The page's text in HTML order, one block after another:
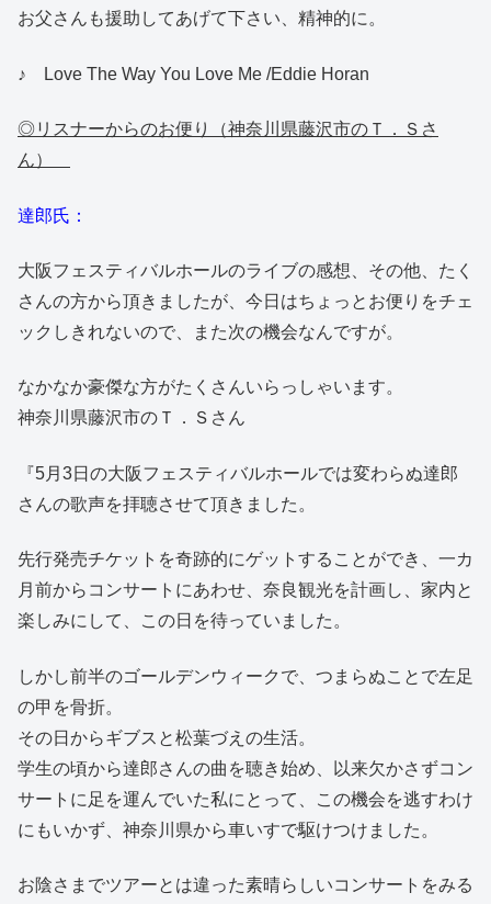
お父さんも援助してあげて下さい、精神的に。
♪ Love The Way You Love Me /Eddie Horan
◎リスナーからのお便り（神奈川県藤沢市のＴ．Ｓさ
ん）
達郎氏：
大阪フェスティバルホールのライブの感想、その他、たく
さんの方から頂きましたが、今日はちょっとお便りをチェ
ックしきれないので、また次の機会なんですが。
なかなか豪傑な方がたくさんいらっしゃいます。
神奈川県藤沢市のＴ．Ｓさん
『5月3日の大阪フェスティバルホールでは変わらぬ達郎
さんの歌声を拝聴させて頂きました。
先行発売チケットを奇跡的にゲットすることができ、一カ
月前からコンサートにあわせ、奈良観光を計画し、家内と
楽しみにして、この日を待っていました。
しかし前半のゴールデンウィークで、つまらぬことで左足
の甲を骨折。
その日からギブスと松葉づえの生活。
学生の頃から達郎さんの曲を聴き始め、以来欠かさずコン
サートに足を運んでいた私にとって、この機会を逃すわけ
にもいかず、神奈川県から車いすで駆けつけました。
お陰さまでツアーとは違った素晴らしいコンサートをみる